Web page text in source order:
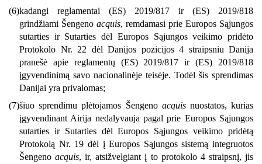
(6)kadangi reglamentai (ES) 2019/817 ir (ES) 2019/818
grindžiami Šengeno acquis, remdamasi prie Europos Sąjungos
sutarties ir Sutarties dėl Europos Sąjungos veikimo pridėto
Protokolo Nr. 22 dėl Danijos pozicijos 4 straipsniu Danija
pranešė apie reglamentų (ES) 2019/817 ir (ES) 2019/818
įgyvendinimą savo nacionalinėje teisėje. Todėl šis sprendimas
Danijai yra privalomas;
(7)šiuo sprendimu plėtojamos Šengeno acquisnuostatos, kurias
įgyvendinant Airija nedalyvauja pagal prie Europos Sąjungos
sutarties ir Sutarties dėl Europos Sąjungos veikimo pridėtą
Protokolą Nr. 19 dėl į Europos Sąjungos sistemą integruotos
Šengenoacquis, ir, atsižvelgiant į to protokolo 4 straipsnį, jis